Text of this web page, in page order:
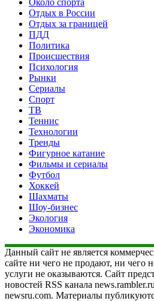
Отдых в России
Отдых за границей
ПДД
Политика
Происшествия
Психология
Рынки
Сериалы
Спорт
ТВ
Теннис
Технологии
Тренды
Фигурное катание
Фильмы и сериалы
Футбол
Хоккей
Шахматы
Шоу-бизнес
Экология
Экономика
Данный сайт не является
сайте ни чего не продают, ни чего
услуги не оказываются. Сайт
новостей RSS канала
newsru.com. Материалы